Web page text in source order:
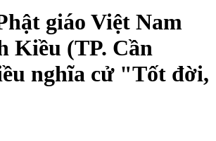
giáo Việt Nam
Kiều (TP. Cần
nghĩa cử "Tốt đời,